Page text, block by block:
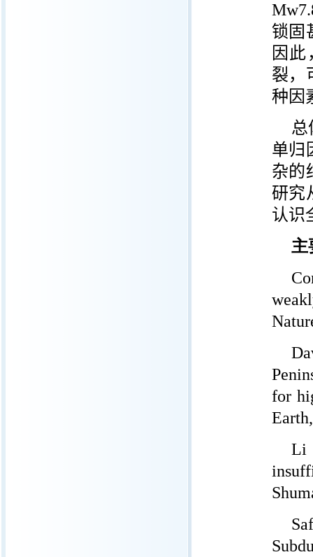
锁固
因
裂，
种因
总
单归
杂的
研究
认识
主
for
Li